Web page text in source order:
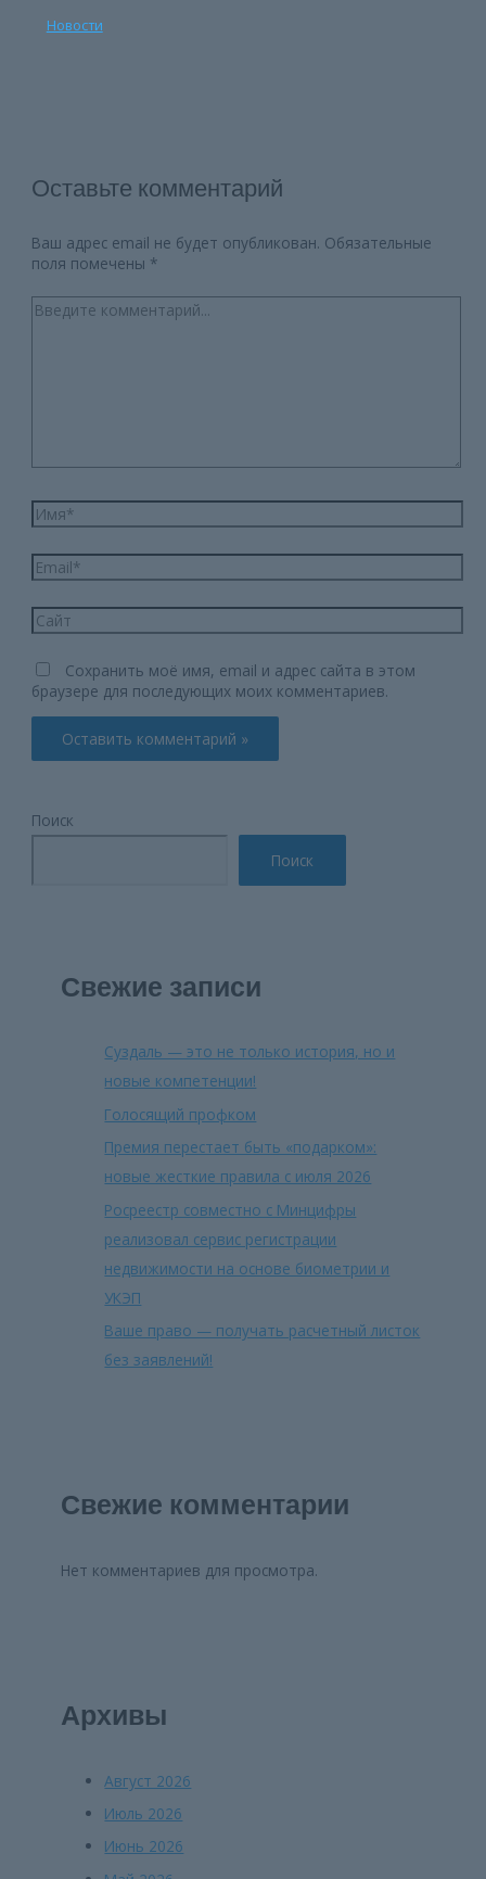
Новости
Оставьте комментарий
Ваш адрес email не будет опубликован. Обязательные
поля помечены *
Введите
комментарий...
Имя*
Email*
Сайт
Сохранить моё имя, email и адрес сайта в этом
браузере для последующих моих комментариев.
Поиск
Поиск
Свежие записи
Суздаль — это не только история, но и
новые компетенции!
Голосящий профком
Премия перестает быть «подарком»:
новые жесткие правила с июля 2026
Росреестр совместно с Минцифры
реализовал сервис регистрации
недвижимости на основе биометрии и
УКЭП
Ваше право — получать расчетный листок
без заявлений!
Свежие комментарии
Нет комментариев для просмотра.
Архивы
Август 2026
Июль 2026
Июнь 2026